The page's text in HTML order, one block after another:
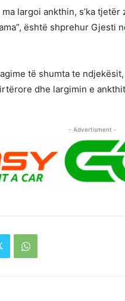
largoi ankthin, s’ka
është shprehur Gjesti
të shumta te
dhe largimin e
- Advertisment -